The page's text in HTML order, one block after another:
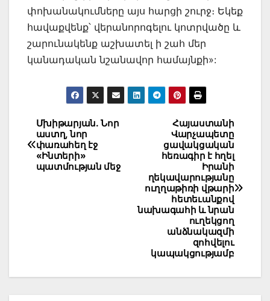
փոխանակումները այս հարցի շուրջ։ Եկեք
հավաքվենք՝ վերանորոգելու կոտրվածը և
շարունակենք աշխատել ի շահ մեր
կանադական նշանավոր համայնքի»:
Post
navigation
Հայաստանի
Վարչապետը
ցավակցական
հեռագիր է հղել
Իրանի
ղեկավարությանը
ուղղաթիռի վթարի
հետեւանքով
նախագահի և նրան
ուղեկցող
անձնակազմի
զոհվելու
կապակցությամբ
Մխիթարյան․ Նոր
աստղ, նոր
փառահեղ էջ
«Ինտերի»
պատմության մեջ